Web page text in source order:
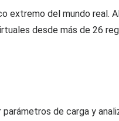
extremo del mundo real.
desde más de 26
de carga y